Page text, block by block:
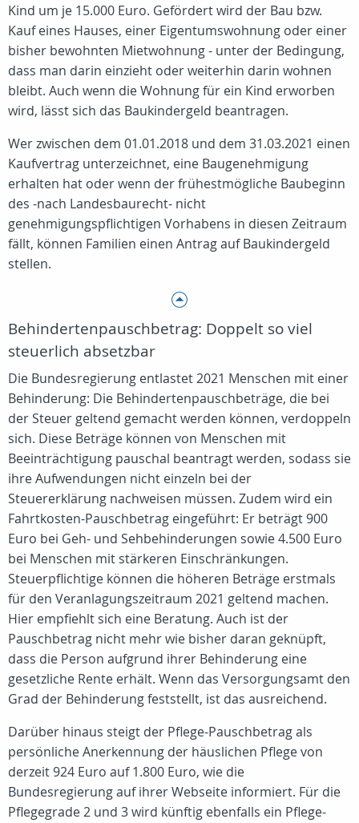
Kind um je 15.000 Euro. Gefördert wird der Bau bzw.
Kauf eines Hauses, einer Eigentumswohnung oder einer
bisher bewohnten Mietwohnung - unter der Bedingung,
dass man darin einzieht oder weiterhin darin wohnen
bleibt. Auch wenn die Wohnung für ein Kind erworben
wird, lässt sich das Baukindergeld beantragen.
Wer zwischen dem 01.01.2018 und dem 31.03.2021 einen
Kaufvertrag unterzeichnet, eine Baugenehmigung
erhalten hat oder wenn der frühestmögliche Baubeginn
des -nach Landesbaurecht- nicht
genehmigungspflichtigen Vorhabens in diesen Zeitraum
fällt, können Familien einen Antrag auf Baukindergeld
stellen.
Behindertenpauschbetrag: Doppelt so viel
steuerlich absetzbar
Die Bundesregierung entlastet 2021 Menschen mit einer
Behinderung: Die Behindertenpauschbeträge, die bei
der Steuer geltend gemacht werden können, verdoppeln
sich. Diese Beträge können von Menschen mit
Beeinträchtigung pauschal beantragt werden, sodass sie
ihre Aufwendungen nicht einzeln bei der
Steuererklärung nachweisen müssen. Zudem wird ein
Fahrtkosten-Pauschbetrag eingeführt: Er beträgt 900
Euro bei Geh- und Sehbehinderungen sowie 4.500 Euro
bei Menschen mit stärkeren Einschränkungen.
Steuerpflichtige können die höheren Beträge erstmals
für den Veranlagungszeitraum 2021 geltend machen.
Hier empfiehlt sich eine Beratung. Auch ist der
Pauschbetrag nicht mehr wie bisher daran geknüpft,
dass die Person aufgrund ihrer Behinderung eine
gesetzliche Rente erhält. Wenn das Versorgungsamt den
Grad der Behinderung feststellt, ist das ausreichend.
Darüber hinaus steigt der Pflege-Pauschbetrag als
persönliche Anerkennung der häuslichen Pflege von
derzeit 924 Euro auf 1.800 Euro, wie die
Bundesregierung auf ihrer Webseite informiert. Für die
Pflegegrade 2 und 3 wird künftig ebenfalls ein Pflege-